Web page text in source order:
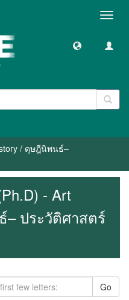
/ ดุษฎีนิพนธ์–
- Art
ประวัติศาสตร์
Go